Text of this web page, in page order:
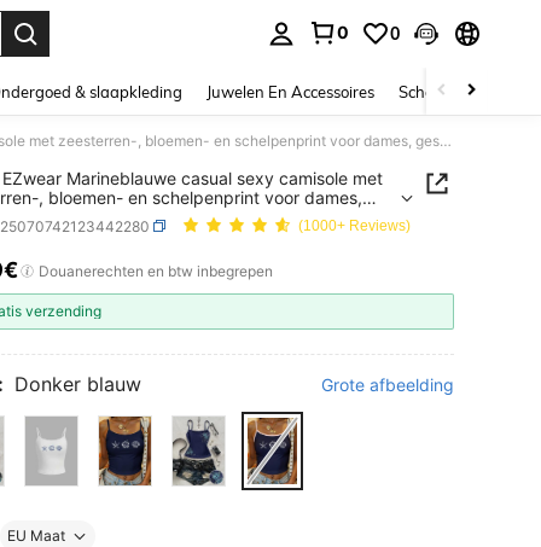
0 0
& slaapkleding Juwelen En Accessoires Schoonheid &
SHEIN EZwear Marineblauwe casual sexy camisole met zeesterren-, bloemen- en schelpenprint voor dames, geschikt voor de zomer
EZwear Marineblauwe casual sexy camisole met
, bloemen- en schelpenprint voor dames,
voor de zomer
(1000+ Reviews)
AND AVAILABILITY
Douanerechten en btw inbegrepen
verzending
Donker blauw Grote afbeelding
EU Maat